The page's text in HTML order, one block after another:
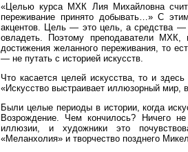
«Целью курса МХК Лия Михайловна
переживание принято добывать…» С
акцентов. Цель — это цель, а средства —
овладеть. Поэтому преподаватели
достижения желанного переживания, то
— не путать с историей искусств.
Что касается целей искусства, то и
«Искусство выстраивает иллюзорный мир,
Были целые периоды в истории, когда
Возрождение. Чем кончилось? Ничего
иллюзии, и художники это
«Меланхолия» и творчество позднего